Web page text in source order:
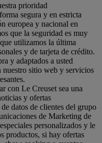
prioridad
segura y en estricta
europea y nacional en
que la seguridad es muy
utilizamos la última
y de tarjeta de crédito.
y adaptados a usted
sitio web y servicios
con Le Creuset sea una
y ofertas
datos de clientes del grupo
de Marketing de
personalizados y le
productos, si hay ofertas